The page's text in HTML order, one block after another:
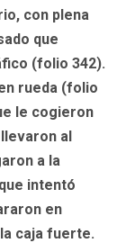
con plena
que
(folio 342).
rueda (folio
le cogieron
al
a la
intentó
en
caja fuerte.